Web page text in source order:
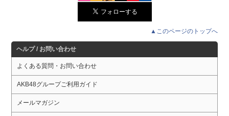
▲このページのトップへ
ヘルプ / お問い合わせ
よくある質問・お問い合わせ
AKB48グループご利用ガイド
メールマガジン